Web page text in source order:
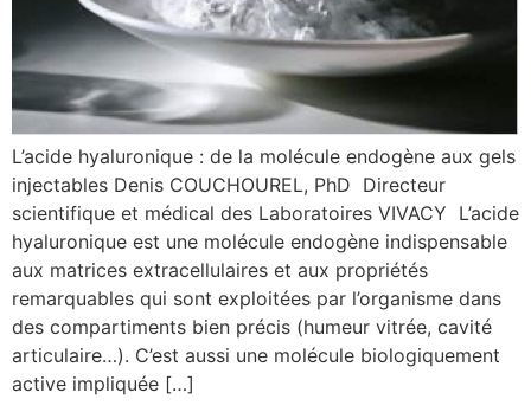
L’acide hyaluronique : de la molécule endogène aux gels
injectables Denis COUCHOUREL, PhD Directeur
scientifique et médical des Laboratoires VIVACY L’acide
hyaluronique est une molécule endogène indispensable
aux matrices extracellulaires et aux propriétés
remarquables qui sont exploitées par l’organisme dans
des compartiments bien précis (humeur vitrée, cavité
articulaire…). C’est aussi une molécule biologiquement
active impliquée […]